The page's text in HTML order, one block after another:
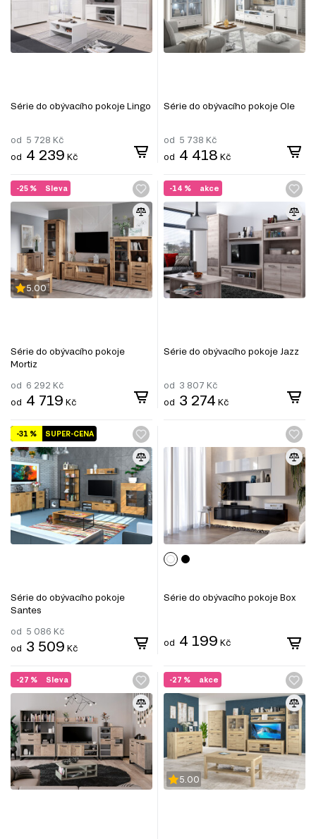
Série do obývacího pokoje Lingo
od 5 728 Kč
od 4 239 Kč
Série do obývacího pokoje Ole
od 5 738 Kč
od 4 418 Kč
Sleva
-25 %
5.00
Série do obývacího pokoje
Mortiz
od 6 292 Kč
od 4 719 Kč
akce
-14 %
Série do obývacího pokoje Jazz
od 3 807 Kč
od 3 274 Kč
SUPER-CENA
-31 %
Série do obývacího pokoje
Santes
od 5 086 Kč
od 3 509 Kč
Série do obývacího pokoje Box
od 4 199 Kč
Sleva
-27 % akce
-27 %
5.00